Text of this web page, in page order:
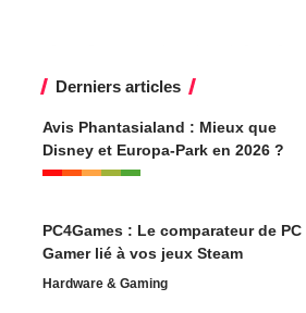
Derniers articles
Avis Phantasialand : Mieux que
Disney et Europa-Park en 2026 ?
PC4Games : Le comparateur de PC
Gamer lié à vos jeux Steam
Hardware & Gaming